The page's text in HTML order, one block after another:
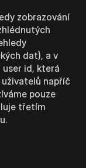
zobrazování
dat), a v
id, která
napříč
pouze
třetím